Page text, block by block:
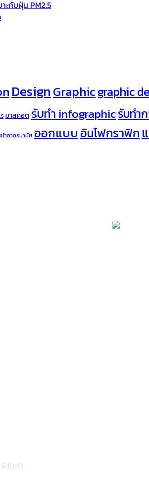
ะกับฝุ่น PM2.5
DesignGraphicgraphic
มาสคอต รับทำ infographicรับทำ
ากากอนามัย ออกแบบ อินโฟกราฟิก